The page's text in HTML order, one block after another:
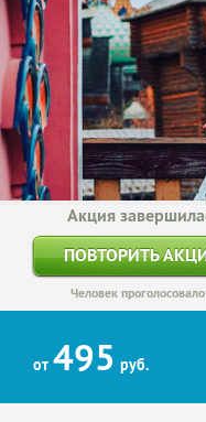
Акция
ПОВТОРИТЬ
Человек
от 495 руб.